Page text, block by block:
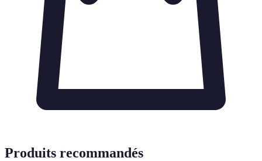
Produits recommandés